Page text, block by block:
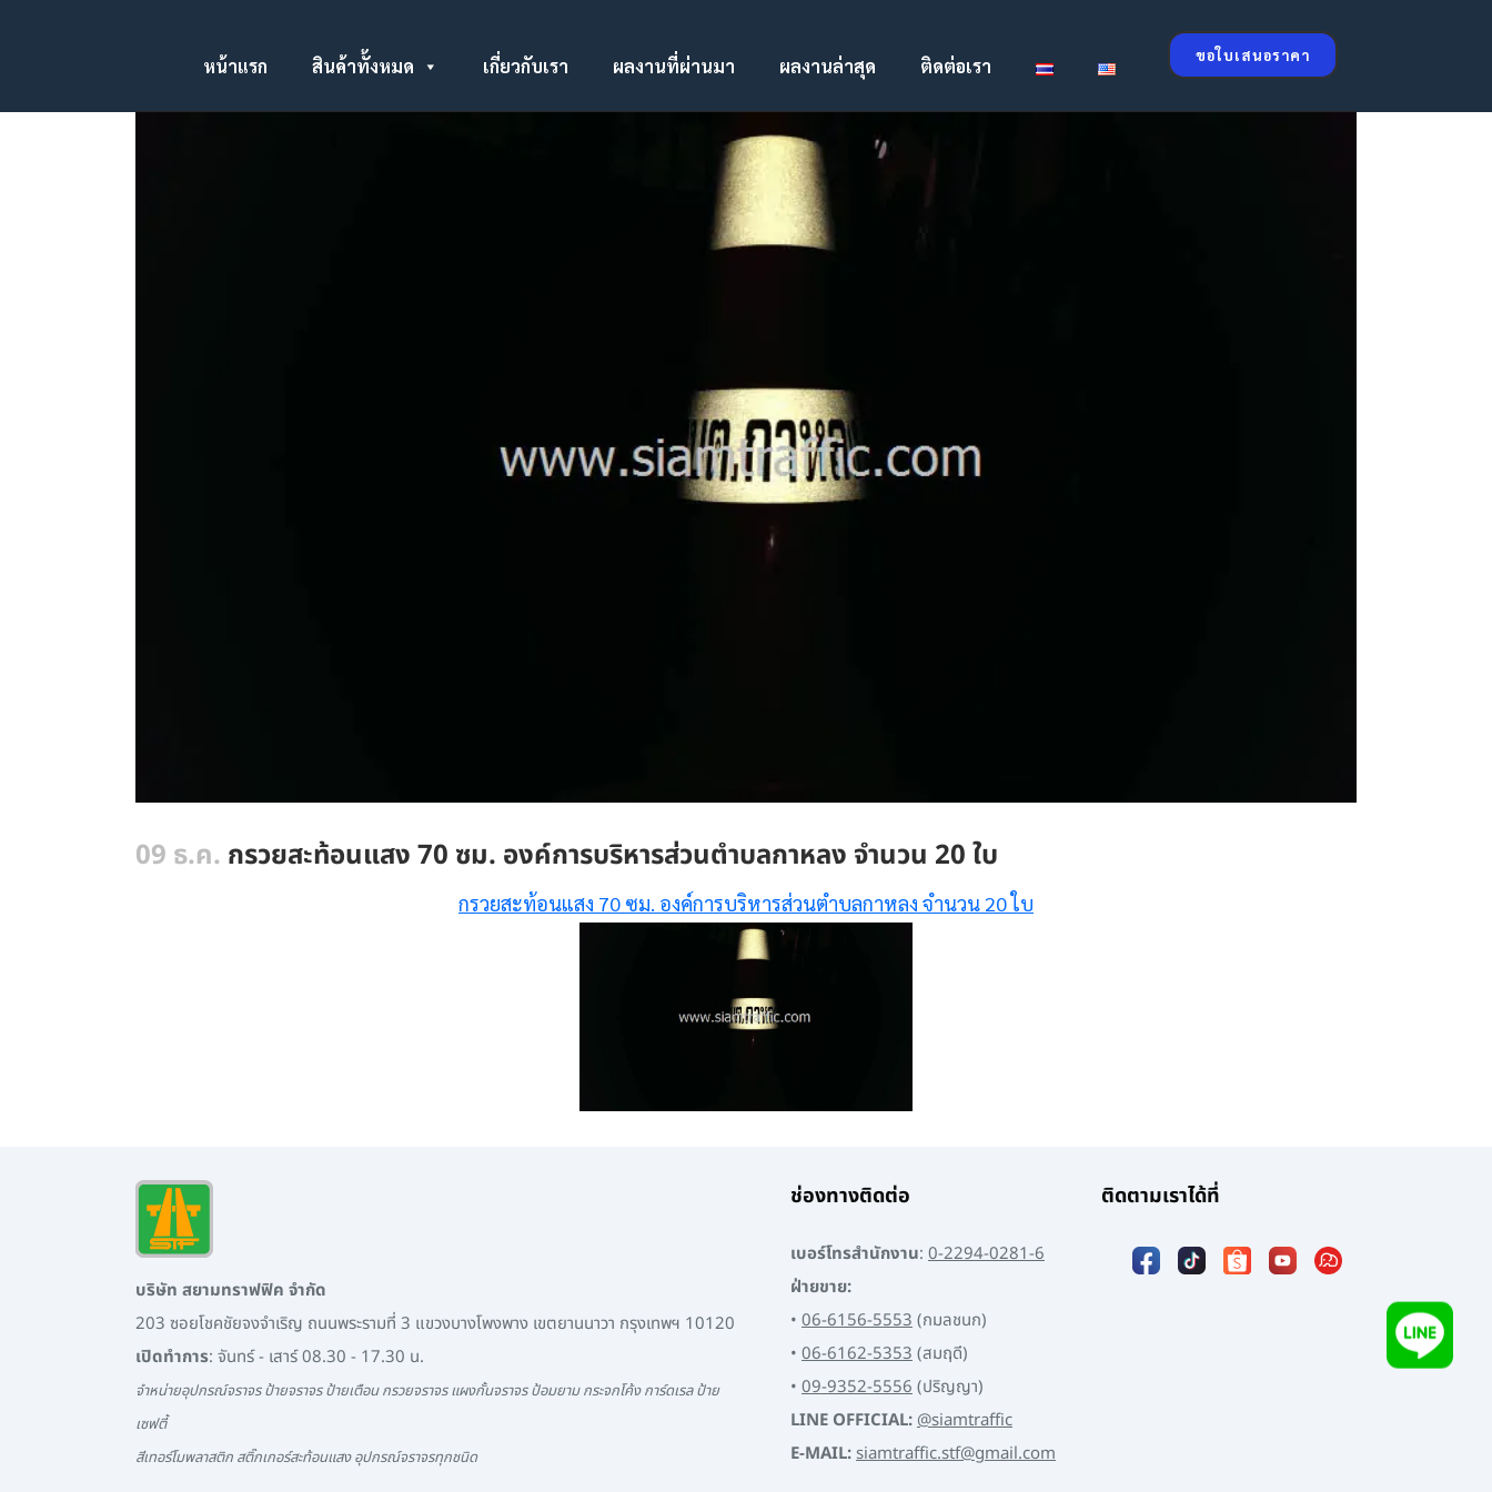
ขอใบเสนอราคา
หน้าแรก สินค้าทั้งหมด เกี่ยวกับเรา ผลงานที่ผ่านมา ผลงานล่าสุด ติดต่อเรา
09 ธ.ค. กรวยสะท้อนแสง 70 ซม. องค์การบริหารส่วนตำบลกาหลง จำนวน 20 ใบ
กรวยสะท้อนแสง 70 ซม. องค์การบริหารส่วนตำบลกาหลง จำนวน 20 ใบ
บริษัท สยามทราฟฟิค จำกัด
203 ซอยโชคชัยจงจำเริญ ถนนพระรามที่ 3 แขวงบางโพงพาง เขตยานนาวา กรุงเทพฯ 10120
เปิดทำการ: จันทร์ - เสาร์ 08.30 - 17.30 น.
จำหน่ายอุปกรณ์จราจร ป้ายจราจร ป้ายเตือน กรวยจราจร แผงกั้นจราจร ป้อมยาม กระจกโค้ง การ์ดเรล ป้าย
เซฟตี้
สีเทอร์โมพลาสติก สติ๊กเกอร์สะท้อนแสง อุปกรณ์จราจรทุกชนิด
ช่องทางติดต่อ
เบอร์โทรสำนักงาน: 0-2294-0281-6
ฝ่ายขาย:
• 06-6156-5553(กมลชนก)
• 06-6162-5353(สมฤดี)
• 09-9352-5556(ปริญญา)
LINE OFFICIAL:@siamtraffic
E-MAIL:siamtraffic.stf@gmail.com
ติดตามเราได้ที่